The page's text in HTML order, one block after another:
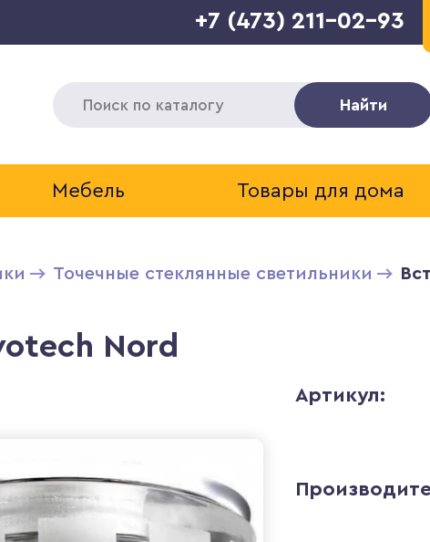
+7 (473) 211-02-93
Найти
Мебель Товары для дома
Точечные стеклянные светильники
Nord
Артикул: